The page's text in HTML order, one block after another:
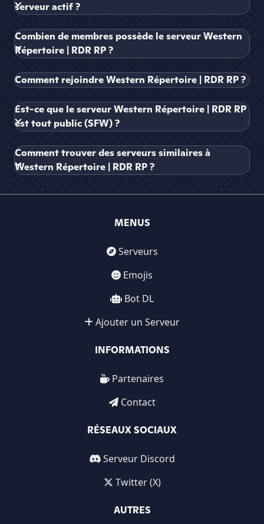
serveur actif ?
Combien de membres possède le serveur Western
Répertoire | RDR RP ?
Comment rejoindre Western Répertoire | RDR RP ?
Est-ce que le serveur Western Répertoire | RDR RP
est tout public (SFW) ?
Comment trouver des serveurs similaires à
Western Répertoire | RDR RP ?
MENUS
Serveurs
Emojis
Bot DL
Ajouter un Serveur
INFORMATIONS
Partenaires
Contact
RÉSEAUX SOCIAUX
Serveur Discord
Twitter (X)
AUTRES